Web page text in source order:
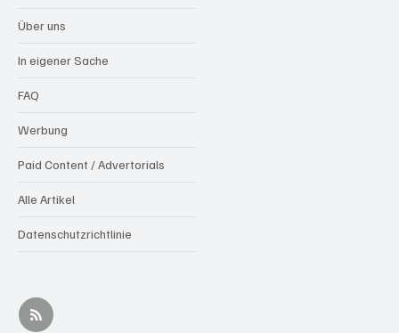
Über uns
In eigener Sache
FAQ
Werbung
Paid Content / Advertorials
Alle Artikel
Datenschutzrichtlinie